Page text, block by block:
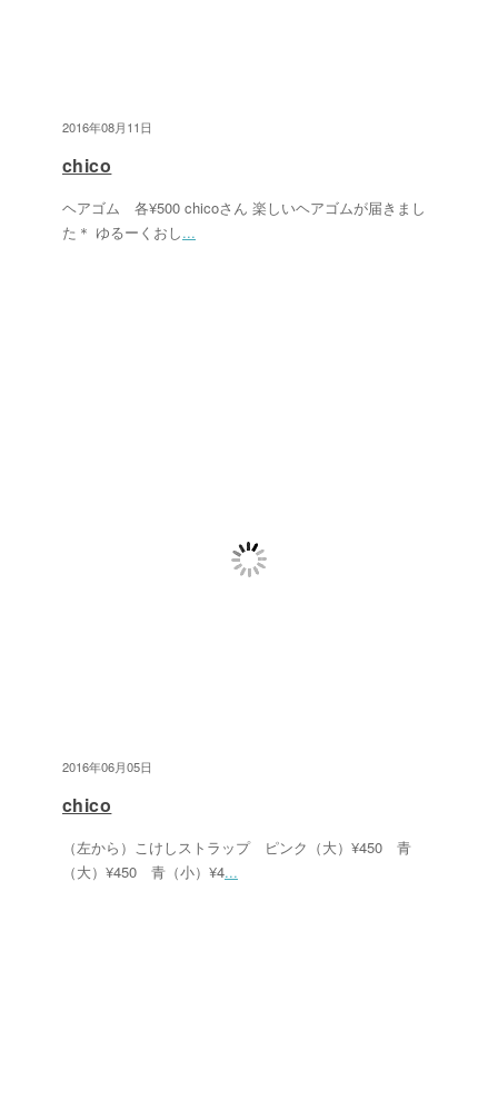
2016年08月11日
chico
ヘアゴム 各¥500 chicoさん 楽しいヘアゴムが届きまし
た＊ ゆるーくおし...
2016年06月05日
chico
（左から）こけしストラップ ピンク（大）¥450 青
（大）¥450 青（小）¥4...